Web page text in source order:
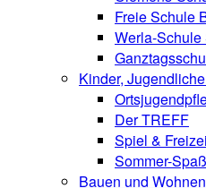
Freie Schule
Werla-Schule
Kinder,
Der TREFF
Spiel &
Sommer-
Bauen und Wohnen